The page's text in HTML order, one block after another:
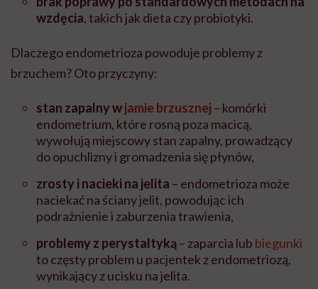
wzdęcia, takich jak dieta czy probiotyki.
Dlaczego endometrioza powoduje problemy z
brzuchem? Oto przyczyny:
stan zapalny wjamie brzusznej – komórki
endometrium, które rosną poza macicą,
wywołują miejscowy stan zapalny, prowadzący
do opuchlizny i gromadzenia się płynów,
zrosty i nacieki na jelita – endometrioza może
naciekać na ściany jelit, powodując ich
podrażnienie i zaburzenia trawienia,
problemy z perystaltyką– zaparcia lub biegunki
to częsty problem u pacjentek z endometriozą,
wynikający z ucisku na jelita.